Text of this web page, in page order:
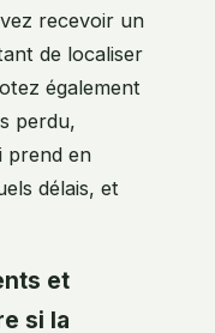
recevoir un
de localiser
également
perdu,
prend en
délais, et
et
si la